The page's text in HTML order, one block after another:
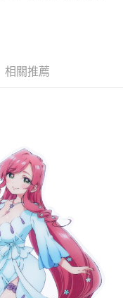
相關推薦